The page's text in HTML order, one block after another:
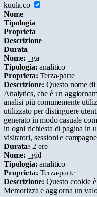
kuula.co
Nome
Tipologia
Proprieta
Descrizione
Durata
Nome: _ga
Tipologia: analitico
Proprieta: Terza-parte
Descrizione: Questo nome
Analytics, che è un
analisi più comunemente
utilizzato per distinguere
generato in modo casuale
in ogni richiesta di pagina in
visitatori, sessioni e
Durata: 2 ore
Nome: _gid
Tipologia: analitico
Proprieta: Terza-parte
Descrizione: Questo cookie
Memorizza e aggiorna un